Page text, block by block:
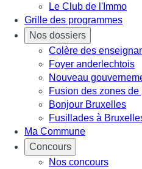
Le Club de l'Immo
Grille des programmes
Nos dossiers
Colère des
Foyer anderlechtois
Nouveau
Fusion des zones de
Bonjour Bruxelles
Fusillades à
Ma Commune
Concours
Nos concours